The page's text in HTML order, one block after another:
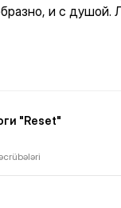
Лучшая в своём деле и
"Reset"